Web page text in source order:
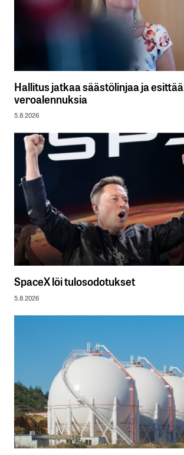
Hallitus jatkaa säästölinjaa ja esittää
veroalennuksia
5.8.2026
SpaceX löi tulosodotukset
5.8.2026